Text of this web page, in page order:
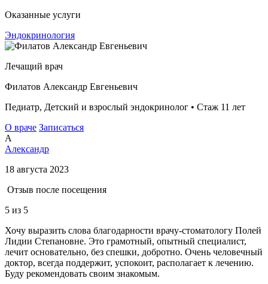
Оказанные услуги
Эндокринология
Лечащий врач
Филатов Александр Евгеньевич
Педиатр, Детский и взрослый эндокринолог • Стаж 11 лет
О враче Записаться
А
Александр
18 августа 2023
Отзыв после посещения
5 из 5
Хочу выразить слова благодарности врачу-стоматологу Полей
Лидии Степановне. Это грамотный, опытный специалист,
лечит основательно, без спешки, добротно. Очень человечный
доктор, всегда поддержит, успокоит, располагает к лечению.
Буду рекомендовать своим знакомым.